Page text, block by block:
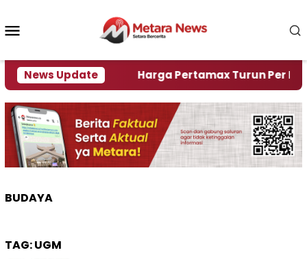
konten
News Update
Krisi Air Harga Pertamax Turun Per Hari
BUDAYA
TAG:UGM